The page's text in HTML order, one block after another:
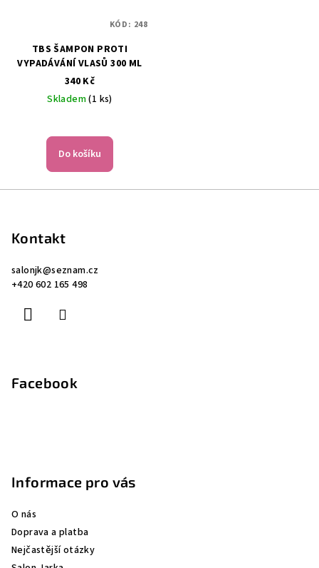
TBS ŠAMPON PROTI
VYPADÁVÁNÍ VLASŮ 300 ML
340 Kč
Skladem(1 ks)
Do košíku
KÓD: 248
Kontakt
salonjk@seznam.cz
+420 602 165 498
Facebook
Informace pro vás
O nás
Doprava a platba
Nejčastější otázky